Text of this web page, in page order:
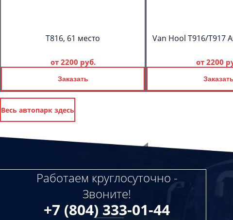
T816, 61 место
от 2200 руб.
Заказать
Van Hool T916/T917
от 2200
Заказать
Весь автопарк здесь
Работаем круглосуточно -
Звоните!
+7 (804) 333-01-44